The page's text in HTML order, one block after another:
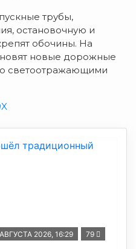
трубы,
остановочную и
обочины. На
новые дорожные
светоотражающими
2026, 16:29 79